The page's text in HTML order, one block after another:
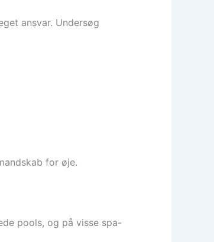
ansvar. Undersøg
for øje.
pools, og på visse spa-